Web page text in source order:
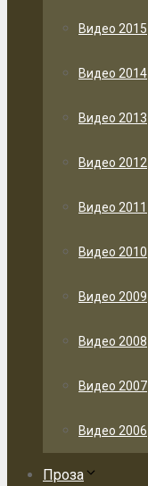
Видео 2015
Видео 2014
Видео 2013
Видео 2012
Видео 2011
Видео 2010
Видео 2009
Видео 2008
Видео 2007
Видео 2006
Проза